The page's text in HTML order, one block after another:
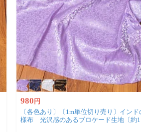
980 円
〔各色あり〕〔1m単位切り売り〕イン
様布 光沢感のあるブロケード生地〔約